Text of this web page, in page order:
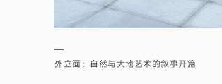
—
外立面：自然与大地艺术的叙事开篇